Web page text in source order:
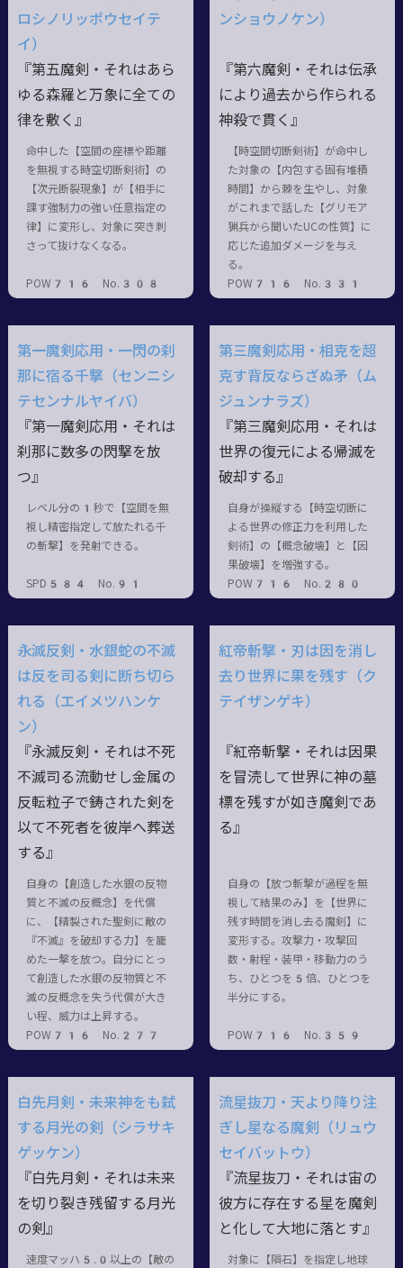
ロシノリッポウセイテ
イ）
『第五魔剣・それはあら
ゆる森羅と万象に全ての
律を敷く』
命中した【空間の座標や距離
を無視する時空切断剣術】の
【次元断裂現象】が【相手に
課す強制力の強い任意指定の
律】に変形し、対象に突き刺
さって抜けなくなる。
POW716 No.308
ンショウノケン）
『第六魔剣・それは伝承
により過去から作られる
神殺で貫く』
【時空間切断剣術】が命中し
た対象の【内包する固有堆積
時間】から棘を生やし、対象
がこれまで話した【グリモア
猟兵から聞いたUCの性質】に
応じた追加ダメージを与え
る。
POW716 No.331
第一魔剣応用・一閃の刹
那に宿る千撃（センニシ
テセンナルヤイバ）
『第一魔剣応用・それは
刹那に数多の閃撃を放
つ』
レベル分の1秒で【空間を無
視し精密指定して放たれる千
の斬撃】を発射できる。
SPD584 No.91
第三魔剣応用・相克を超
克す背反ならざぬ矛（ム
ジュンナラズ）
『第三魔剣応用・それは
世界の復元による帰滅を
破却する』
自身が操縦する【時空切断に
よる世界の修正力を利用した
剣術】の【概念破壊】と【因
果破壊】を増強する。
POW716 No.280
永滅反剣・水銀蛇の不滅
は反を司る剣に断ち切ら
れる（エイメツハンケ
ン）
『永滅反剣・それは不死
不滅司る流動せし金属の
反転粒子で鋳された剣を
以て不死者を彼岸へ葬送
する』
自身の【創造した水銀の反物
質と不滅の反概念】を代償
に、【精製された聖剣に敵の
『不滅』を破却する力】を籠
めた一撃を放つ。自分にとっ
て創造した水銀の反物質と不
滅の反概念を失う代償が大き
い程、威力は上昇する。
POW716 No.277
紅帝斬撃・刃は因を消し
去り世界に果を残す（ク
テイザンゲキ）
『紅帝斬撃・それは因果
を冒涜して世界に神の墓
標を残すが如き魔剣であ
る』
自身の【放つ斬撃が過程を無
視して結果のみ】を【世界に
残す時間を消し去る魔剣】に
変形する。攻撃力・攻撃回
数・射程・装甲・移動力のう
ち、ひとつを5倍、ひとつを
半分にする。
POW716 No.359
白先月剣・未来神をも弑
する月光の剣（シラサキ
ゲッケン）
『白先月剣・それは未来
を切り裂き残留する月光
の剣』
速度マッハ5.0以上の【敵の
流星抜刀・天より降り注
ぎし星なる魔剣（リュウ
セイバットウ）
『流星抜刀・それは宙の
彼方に存在する星を魔剣
と化して大地に落とす』
対象に【隕石】を指定し地球